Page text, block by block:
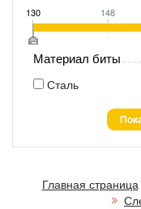
130 148
Материал биты
Сталь
Главная страница